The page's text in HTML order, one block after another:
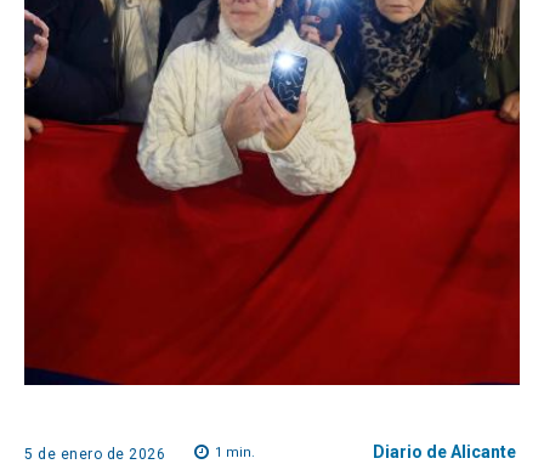
5 de enero de 2026 1 min. Diario de Alicante